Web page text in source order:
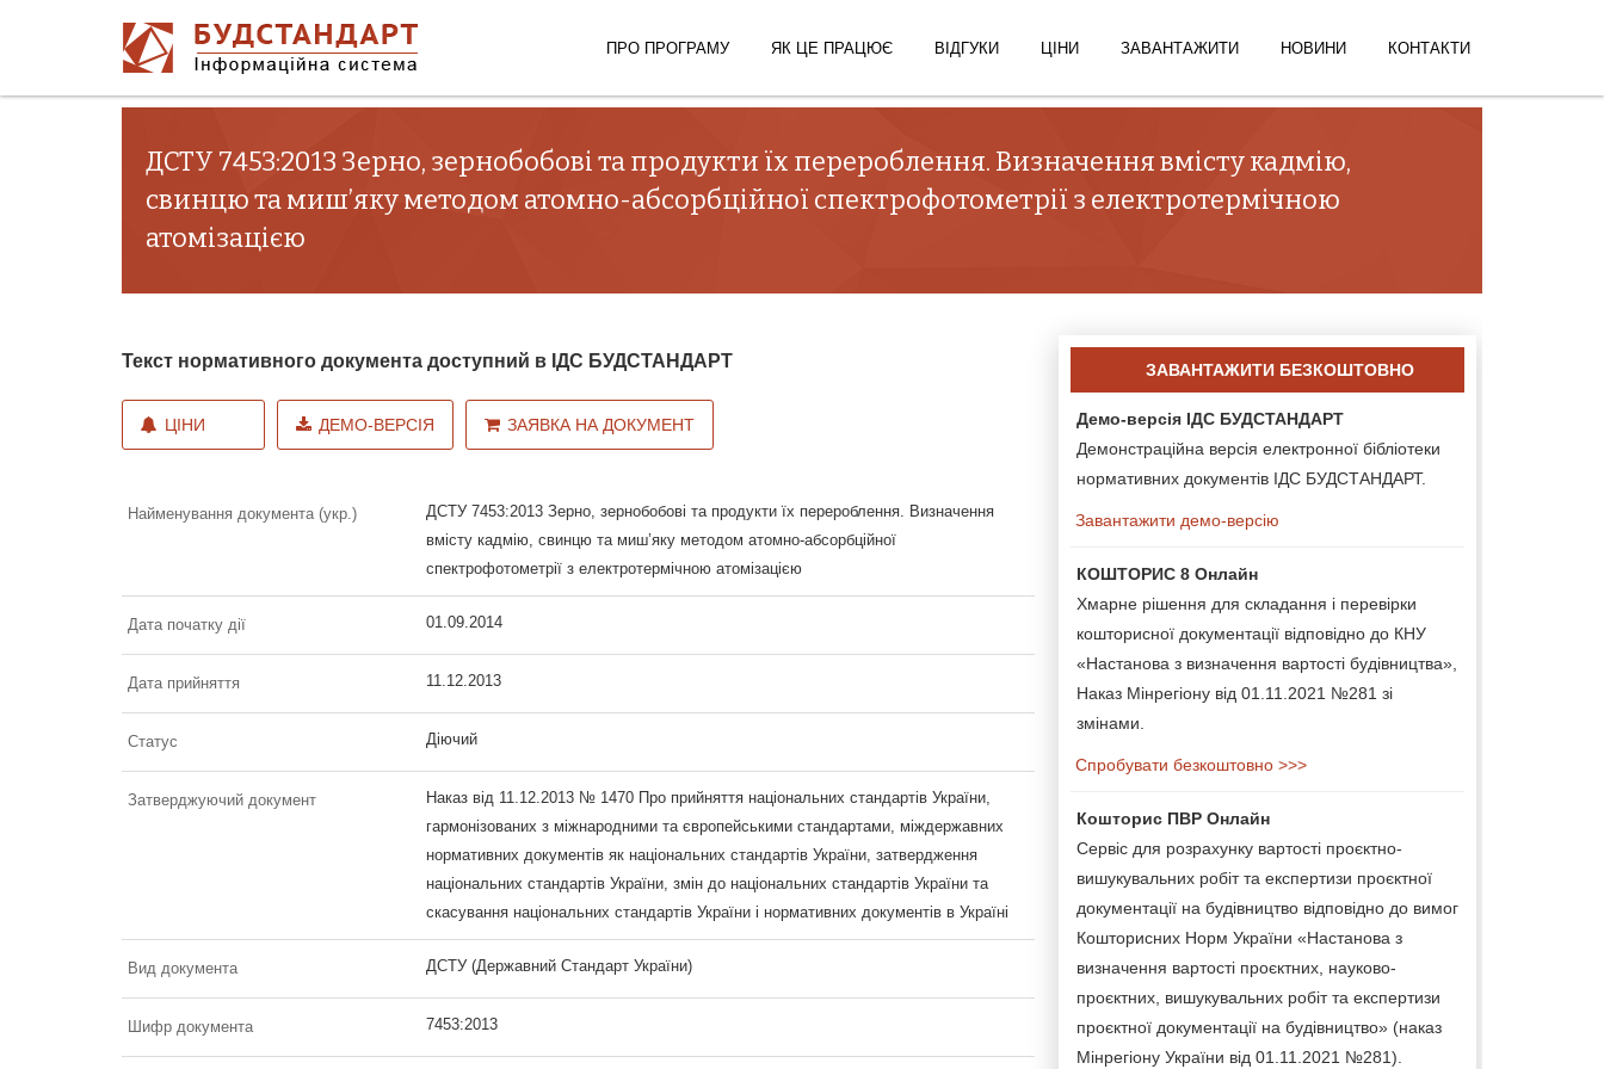
ПРО ПРОГРАМУ ЯК ЦЕ ПРАЦЮЄ ВІДГУКИ ЦІНИ ЗАВАНТАЖИТИ НОВИНИ КОНТАКТИ
ДСТУ 7453:2013 Зерно, зернобобові та продукти їх перероблення. Визначення вмісту кадмію,
свинцю та миш’яку методом атомно-абсорбційної спектрофотометрії з електротермічною
атомізацією
Текст нормативного документа доступний в ІДС БУДСТАНДАРТ
ЦІНИ ДЕМО-ВЕРСІЯ ЗАЯВКА НА ДОКУМЕНТ
Найменування документа (укр.)
ДСТУ 7453:2013 Зерно, зернобобові та продукти їх перероблення. Визначення
вмісту кадмію, свинцю та миш’яку методом атомно-абсорбційної
спектрофотометрії з електротермічною атомізацією
Дата початку дії 01.09.2014
Дата прийняття 11.12.2013
Статус Діючий
Затверджуючий документ
Наказ від 11.12.2013 № 1470 Про прийняття національних стандартів України,
гармонізованих з міжнародними та європейськими стандартами, міждержавних
нормативних документів як національних стандартів України, затвердження
національних стандартів України, змін до національних стандартів України та
скасування національних стандартів України і нормативних документів в Україні
Вид документа ДСТУ (Державний Стандарт України)
Шифр документа 7453:2013
ЗАВАНТАЖИТИ БЕЗКОШТОВНО
Демо-версія ІДС БУДСТАНДАРТ
Демонстраційна версія електронної бібліотеки
нормативних документів ІДС БУДСТАНДАРТ.
Завантажити демо-версію
КОШТОРИС 8 Онлайн
Хмарне рішення для складання і перевірки
кошторисної документації відповідно до КНУ
«Настанова з визначення вартості будівництва»,
Наказ Мінрегіону від 01.11.2021 №281 зі
змінами.
Спробувати безкоштовно >>>
Кошторис ПВР Онлайн
Сервіс для розрахунку вартості проєктно-
вишукувальних робіт та експертизи проєктної
документації на будівництво відповідно до вимог
Кошторисних Норм України «Настанова з
визначення вартості проєктних, науково-
проєктних, вишукувальних робіт та експертизи
проєктної документації на будівництво» (наказ
Мінрегіону України від 01.11.2021 №281).